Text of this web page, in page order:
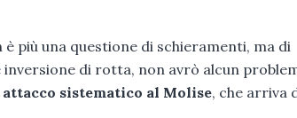
più una questione di schieramenti, ma di
di rotta, non avrò alcun
attacco sistematico al Molise, che arriva